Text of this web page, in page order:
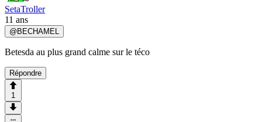
SetaTroller
11 ans
@ BECHAMEL
Betesda au plus grand calme sur le téco
Répondre
1